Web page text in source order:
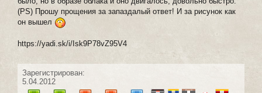
(PS) Прошу прощения за запаздалый ответ! И за рисунок как
он вышел
https://yadi.sk/i/Isk9P78vZ95V4
Зарегистрирован:
5.04.2012